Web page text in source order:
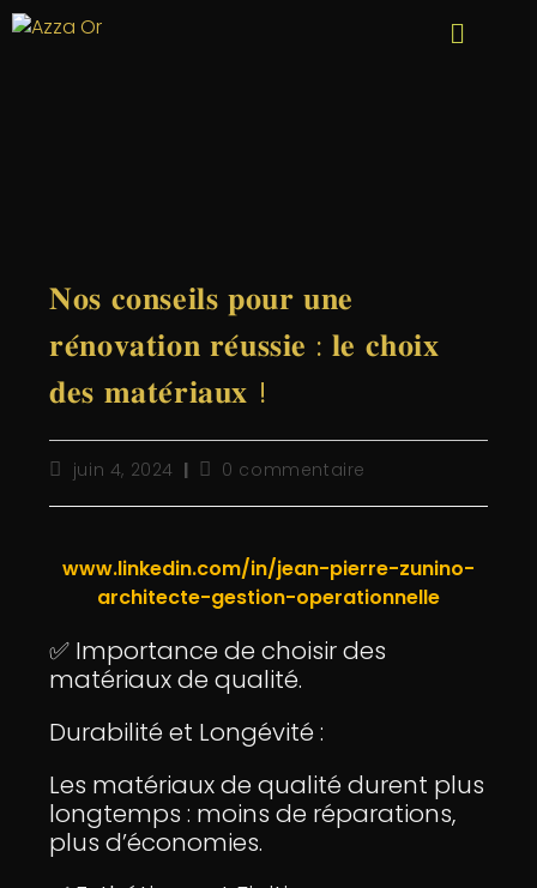
𝐍𝐨𝐬 𝐜𝐨𝐧𝐬𝐞𝐢𝐥𝐬 𝐩𝐨𝐮𝐫 𝐮𝐧𝐞
𝐫𝐞́𝐧𝐨𝐯𝐚𝐭𝐢𝐨𝐧 𝐫𝐞́𝐮𝐬𝐬𝐢𝐞 : 𝐥𝐞 𝐜𝐡𝐨𝐢𝐱
𝐝𝐞𝐬 𝐦𝐚𝐭𝐞́𝐫𝐢𝐚𝐮𝐱 !
juin 4, 2024 0 commentaire
www.linkedin.com/in/jean-pierre-zunino-
architecte-gestion-operationnelle
✅ Importance de choisir des
matériaux de qualité.
Durabilité et Longévité :
Les matériaux de qualité durent plus
longtemps : moins de réparations,
plus d’économies.